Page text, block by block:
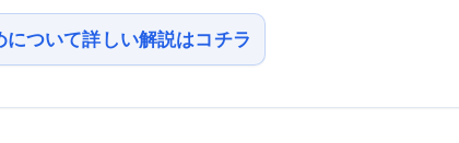
ついて詳しい解説はコチラ